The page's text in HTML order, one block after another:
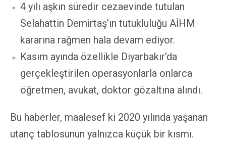
4 yılı aşkın süredir cezaevinde tutulan
Selahattin Demirtaş’ın tutukluluğu AİHM
kararına rağmen hala devam ediyor.
Kasım ayında özellikle Diyarbakır’da
gerçekleştirilen operasyonlarla onlarca
öğretmen, avukat, doktor gözaltına alındı.
Bu haberler, maalesef ki 2020 yılında yaşanan
utanç tablosunun yalnızca küçük bir kısmı.